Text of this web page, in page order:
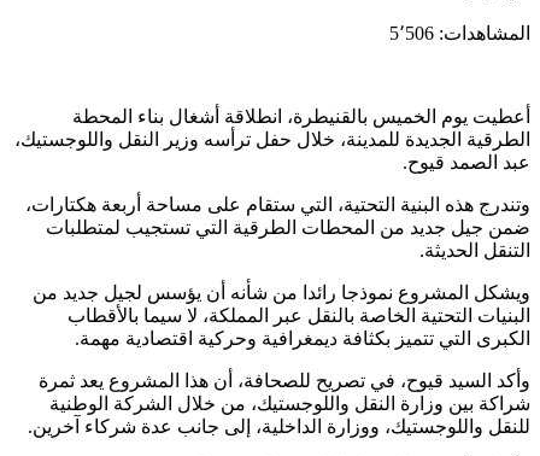
المشاهدات: 5٬506
أعطيت يوم الخميس بالقنيطرة، انطلاقة أشغال بناء المحطة
الطرقية الجديدة للمدينة، خلال حفل ترأسه وزير النقل واللوجستيك،
عبد الصمد قيوح.
وتندرج هذه البنية التحتية، التي ستقام على مساحة أربعة هكتارات،
ضمن جيل جديد من المحطات الطرقية التي تستجيب لمتطلبات
التنقل الحديثة.
ويشكل المشروع نموذجا رائدا من شأنه أن يؤسس لجيل جديد من
البنيات التحتية الخاصة بالنقل عبر المملكة، لا سيما بالأقطاب
الكبرى التي تتميز بكثافة ديمغرافية وحركية اقتصادية مهمة.
وأكد السيد قيوح، في تصريح للصحافة، أن هذا المشروع يعد ثمرة
شراكة بين وزارة النقل واللوجستيك، من خلال الشركة الوطنية
للنقل واللوجستيك، ووزارة الداخلية، إلى جانب عدة شركاء آخرين.